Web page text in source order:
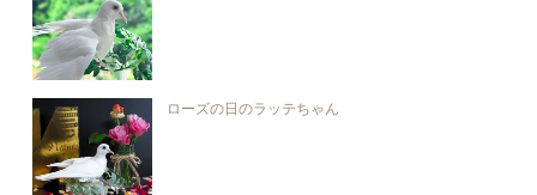
ローズの日のラッテちゃん